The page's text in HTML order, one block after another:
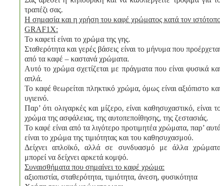
τραπέζι σας.
Η σημασία και η χρήση του καφέ χρώματος κατά τον
GRAF1X:
Το καφετί είναι το χρώμα της γης.
Σταθερότητα και γερές βάσεις είναι το μήνυμα που
από τα καφέ – καστανά χρώματα.
Αυτό το χρώμα σχετίζεται με πράγματα που είναι φυσικά
απλά.
Το καφέ θεωρείται πληκτικό χρώμα, όμως είναι αξιόπιστο
υγιεινό.
Παρ’ ότι ολιγαρκές και μίζερο, είναι καθησυχαστικό, είναι
χρώμα της ασφάλειας, της αυτοπεποίθησης, της ζεστασιάς.
Το καφέ είναι από τα λιγότερο προτιμητέα χρώματα, παρ’
είναι το χρώμα της τιμιότητας και του καθησυχασμού.
Δείχνει απλοϊκό, αλλά σε συνδυασμό με άλλα
μπορεί να δείχνει αρκετά κομψό.
Συναισθήματα που σημαίνει το καφέ χρώμα:
αξιοπιστία, σταθερότητα, τιμιότητα, άνεση, φυσικότητα